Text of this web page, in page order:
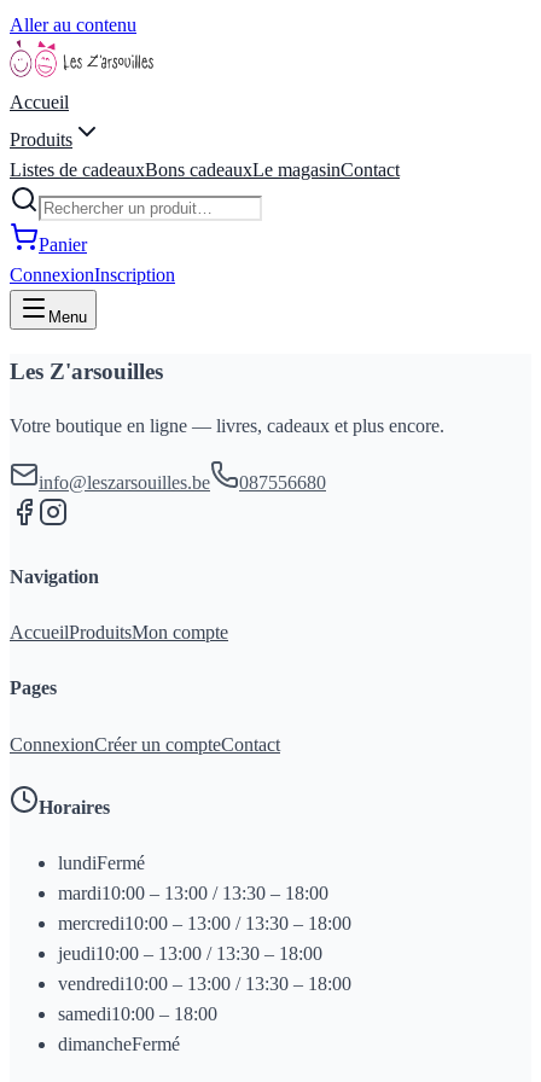
Aller au contenu
Accueil
Produits
Listes de cadeauxBons cadeauxLe magasinContact
Panier
ConnexionInscription
Menu
Les Z'arsouilles
Votre boutique en ligne — livres, cadeaux et plus encore.
info@leszarsouilles.be 087556680
Navigation
AccueilProduitsMon compte
Pages
ConnexionCréer un compteContact
Horaires
lundiFermé
mardi10:00 – 13:00 / 13:30 – 18:00
mercredi10:00 – 13:00 / 13:30 – 18:00
jeudi10:00 – 13:00 / 13:30 – 18:00
vendredi10:00 – 13:00 / 13:30 – 18:00
samedi10:00 – 18:00
dimancheFermé